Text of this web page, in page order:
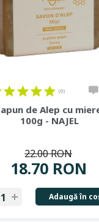
(0)
de Alep cu
100g - NAJEL
18.70 RON
22.00 RON
Adaugă în